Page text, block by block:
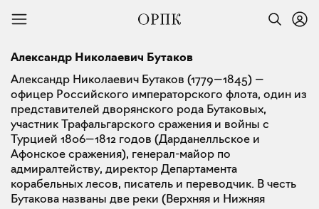
Александр Николаевич Бутаков
Александр Николаевич Бутаков (1779—1845) —
офицер Российского императорского флота, один из
представителей дворянского рода Бутаковых,
участник Трафальгарского сражения и войны с
Турцией 1806—1812 годов (Дарданелльское и
Афонское сражения), генерал-майор по
адмиралтейству, директор Департамента
корабельных лесов, писатель и переводчик. В честь
Бутакова названы две реки (Верхняя и Нижняя